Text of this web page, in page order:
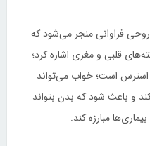
فراوانی منجر می‌شود که
قلبی و مغزی اشاره کرد؛
است؛ خواب می‌تواند
و باعث شود که بدن بتواند
مبارزه کند.